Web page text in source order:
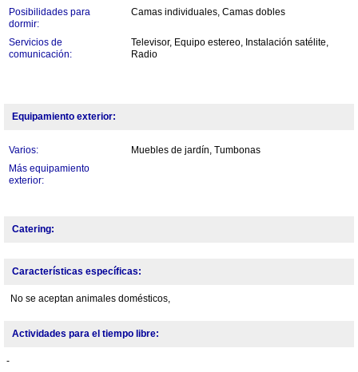
Posibilidades para
dormir:
Camas individuales, Camas dobles
Servicios de
comunicación:
Televisor, Equipo estereo, Instalación satélite,
Radio
Equipamiento exterior:
Varios:
Muebles de jardín, Tumbonas
Más equipamiento
exterior:
Catering:
Características específicas:
No se aceptan animales domésticos,
Actividades para el tiempo libre:
-